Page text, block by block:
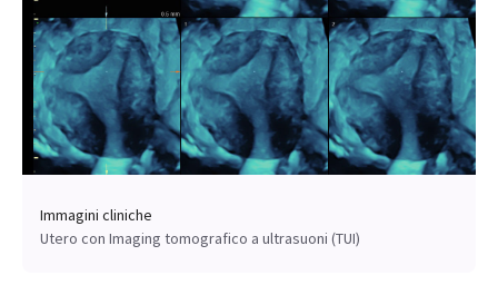
Immagini cliniche
Utero con Imaging tomografico a ultrasuoni (TUI)